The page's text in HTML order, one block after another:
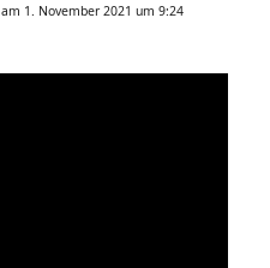
am 1. November 2021 um 9:24